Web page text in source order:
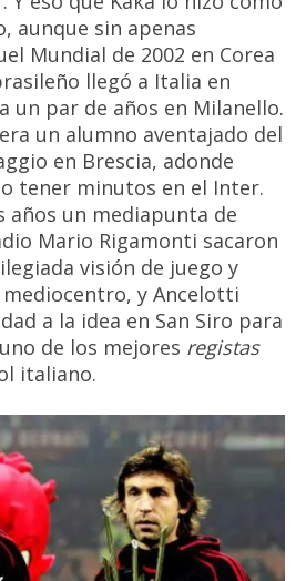
aunque sin apenas
Mundial de 2002 en Corea
llegó a Italia en
un par de años en Milanello.
un alumno aventajado del
en Brescia, adonde
tener minutos en el Inter.
años un mediapunta de
Mario Rigamonti sacaron
visión de juego y
y Ancelotti
a la idea en San Siro para
de los mejores registas
italiano.